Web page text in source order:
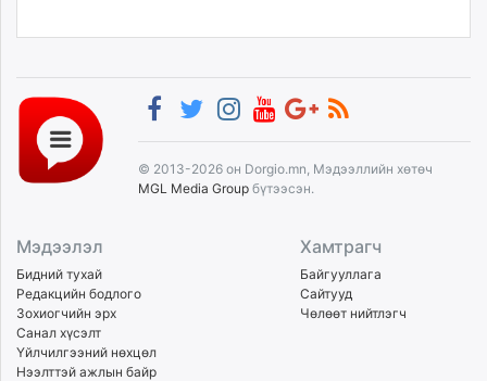
© 2013-2026 он Dorgio.mn, Мэдээллийн хөтөч
MGL Media Group бүтээсэн.
Мэдээлэл
Бидний тухай
Редакцийн бодлого
Зохиогчийн эрх
Санал хүсэлт
Үйлчилгээний нөхцөл
Нээлттэй ажлын байр
Хамтрагч
Байгууллага
Сайтууд
Чөлөөт нийтлэгч